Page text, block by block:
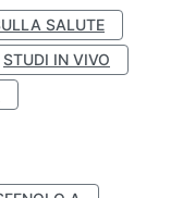
SALUTE
STUDI IN VIVO